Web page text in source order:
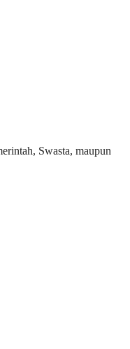
Swasta, maupun